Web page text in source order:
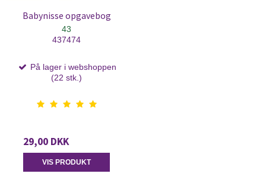
Babynisse opgavebog
43
437474
På lager i webshoppen
(22 stk.)
29,00 DKK
VIS PRODUKT